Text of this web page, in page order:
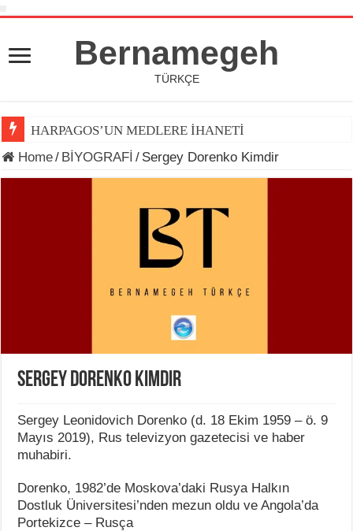
Bernamegeh
TÜRKÇE
HARPAGOS’UN MEDLERE İHANETİ
Home/ BİYOGRAFİ / Sergey Dorenko Kimdir
Sergey Dorenko Kimdir
Sergey Leonidovich Dorenko (d. 18 Ekim 1959 – ö. 9
Mayıs 2019), Rus televizyon gazetecisi ve haber
muhabiri.
Dorenko, 1982’de Moskova’daki Rusya Halkın
Dostluk Üniversitesi’nden mezun oldu ve Angola’da
Portekizce – Rusça